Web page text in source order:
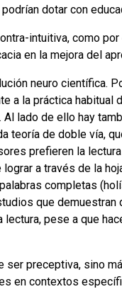
dotar con
intuitiva, como
en la mejora del
neuro científica.
a la práctica habitual
lado de ello hay
teoría de doble vía,
prefieren la
a través de la
completas
que
pese a que
ser preceptiva, sino
en contextos